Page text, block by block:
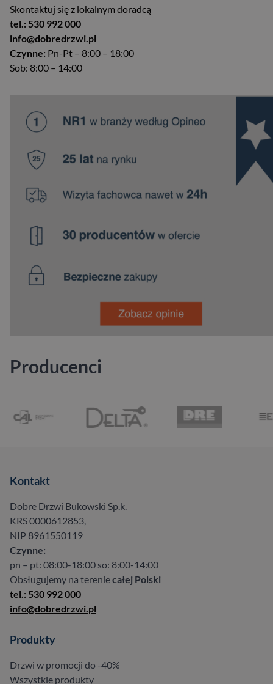
Skontaktuj się z lokalnym doradcą
tel.: 530 992 000
info@dobredrzwi.pl
Czynne: Pn-Pt – 8:00 – 18:00
Sob: 8:00 – 14:00
Producenci
Kontakt
Dobre Drzwi Bukowski Sp.k.
KRS 0000612853,
NIP 8961550119
Czynne:
pn – pt: 08:00-18:00 so: 8:00-14:00
Obsługujemy na tereniecałej Polski
tel.: 530 992 000
info@dobredrzwi.pl
Produkty
Drzwi w promocji do -40%
Wszystkie produkty